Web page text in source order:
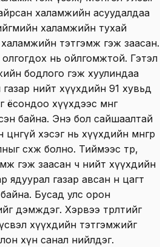
халамжийн асуудалдаа
халамжийн тухай
тэтгэмж гэж заасан.
нь ойлгомжтой. Гэтэл
бодлого гэж хуулиндаа
газар нийт хүүхдийн 91 хувьд
хүүхдээс мөнгө
байна. Энэ бол сайшаалтай
хэсэг нь хүүхдийн мөнгөөр
сөхөж болно. Тиймээс төр,
гэж заасан ч нийт хүүхдийн
газар авсан өнөө цагт
Бусад улс орон
дэмждэг. Хэрвээ төрөлтийг
хүүхдийн тэтгэмжийг
хүн санал нийлдэг.